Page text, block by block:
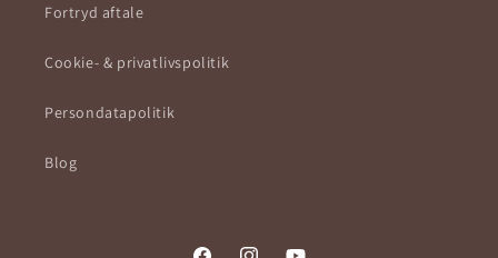
Fortryd aftale
Cookie- & privatlivspolitik
Persondatapolitik
Blog